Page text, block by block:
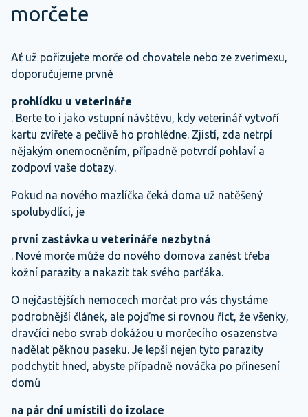
morčete
Ať už pořizujete morče od chovatele nebo ze zverimexu,
doporučujeme prvně
prohlídku u veterináře
. Berte to i jako vstupní návštěvu, kdy veterinář vytvoří
kartu zvířete a pečlivě ho prohlédne. Zjistí, zda netrpí
nějakým onemocněním, případně potvrdí pohlaví a
zodpoví vaše dotazy.
Pokud na nového mazlíčka čeká doma už natěšený
spolubydlící, je
první zastávka u veterináře nezbytná
. Nové morče může do nového domova zanést třeba
kožní parazity a nakazit tak svého parťáka.
O nejčastějších nemocech morčat pro vás chystáme
podrobnější článek, ale pojďme si rovnou říct, že všenky,
dravčíci nebo svrab dokážou u morčecího osazenstva
nadělat pěknou paseku. Je lepší nejen tyto parazity
podchytit hned, abyste případně nováčka po přinesení
domů
na pár dní umístili do izolace